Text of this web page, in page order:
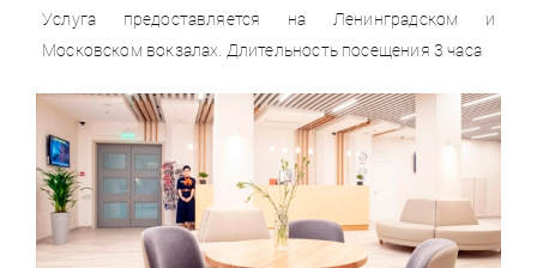
Услуга предоставляется на Ленинградском и
Московском вокзалах. Длительность посещения 3 часа